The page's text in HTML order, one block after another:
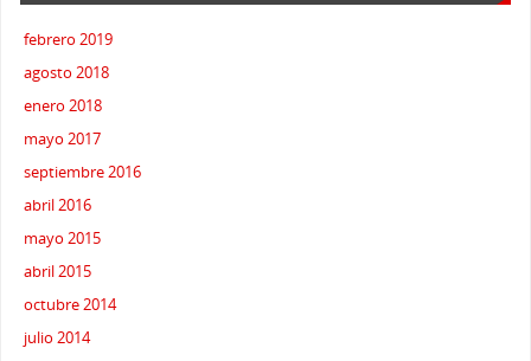
febrero 2019
agosto 2018
enero 2018
mayo 2017
septiembre 2016
abril 2016
mayo 2015
abril 2015
octubre 2014
julio 2014